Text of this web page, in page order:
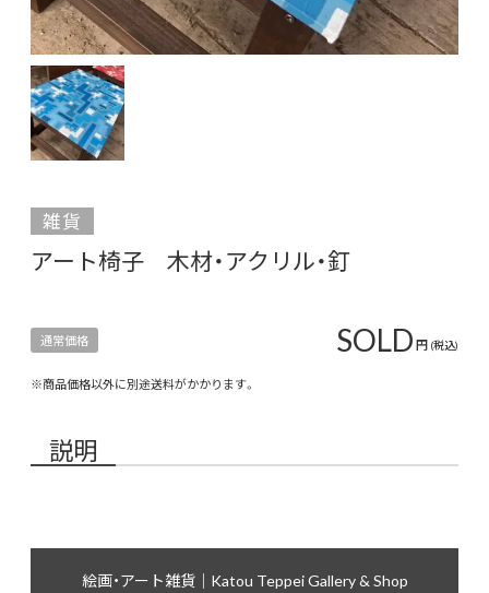
雑貨
アート椅子 木材・アクリル・釘
通常価格 SOLD円 (税込)
※商品価格以外に別途送料がかかります。
説明
絵画・アート雑貨｜Katou Teppei Gallery & Shop